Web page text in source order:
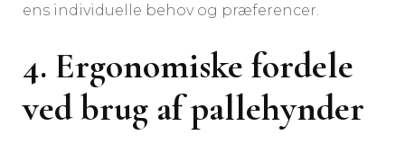
ens individuelle behov og præferencer.
4. Ergonomiske fordele
ved brug af pallehynder